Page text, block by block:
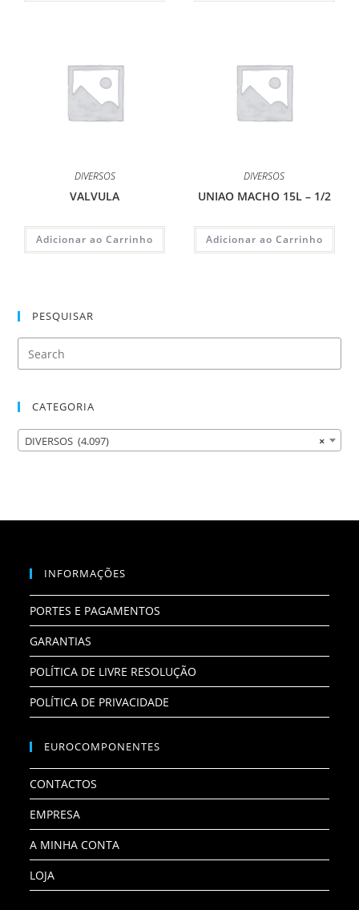
DIVERSOS
VALVULA
Adicionar ao Carrinho
DIVERSOS
UNIAO MACHO 15L – 1/2
Adicionar ao Carrinho
PESQUISAR
CATEGORIA
×
DIVERSOS (4.097)
INFORMAÇÕES
PORTES E PAGAMENTOS
GARANTIAS
POLÍTICA DE LIVRE RESOLUÇÃO
POLÍTICA DE PRIVACIDADE
EUROCOMPONENTES
CONTACTOS
EMPRESA
A MINHA CONTA
LOJA